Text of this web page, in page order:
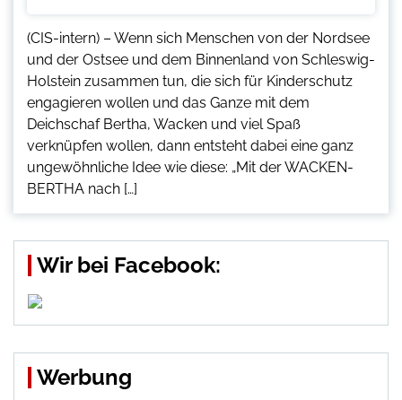
(CIS-intern) – Wenn sich Menschen von der Nordsee
und der Ostsee und dem Binnenland von Schleswig-
Holstein zusammen tun, die sich für Kinderschutz
engagieren wollen und das Ganze mit dem
Deichschaf Bertha, Wacken und viel Spaß
verknüpfen wollen, dann entsteht dabei eine ganz
ungewöhnliche Idee wie diese: „Mit der WACKEN-
BERTHA nach […]
Wir bei Facebook:
Werbung